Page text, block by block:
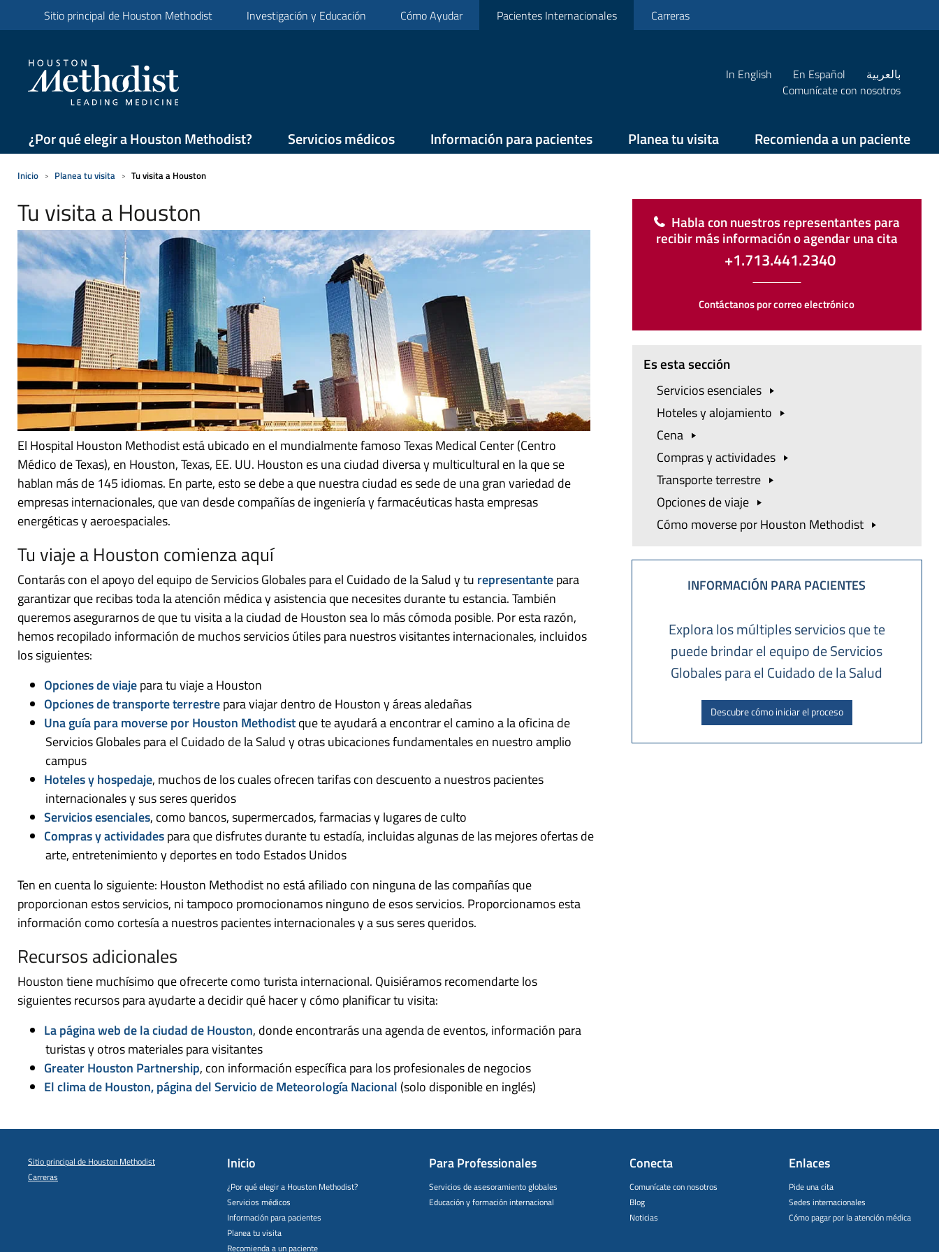
Sitio principal de Houston Methodist Investigación y Educación Cómo Ayudar Pacientes Internacionales Carreras
In English En Español
بالعربية
Comunícate con nosotros
¿Por qué elegir a Houston Methodist? Servicios médicos Información para pacientes Planea tu visita Recomienda a un paciente
Inicio Planea tu visita Tu visita a Houston
Tu visita a Houston
El Hospital Houston Methodist está ubicado en el mundialmente famoso Texas Medical Center (Centro
Médico de Texas), en Houston, Texas, EE. UU. Houston es una ciudad diversa y multicultural en la que se
hablan más de 145 idiomas. En parte, esto se debe a que nuestra ciudad es sede de una gran variedad de
empresas internacionales, que van desde compañías de ingeniería y farmacéuticas hasta empresas
energéticas y aeroespaciales.
Tu viaje a Houston comienza aquí
Contarás con el apoyo del equipo de Servicios Globales para el Cuidado de la Salud y tu representantepara
garantizar que recibas toda la atención médica y asistencia que necesites durante tu estancia. También
queremos asegurarnos de que tu visita a la ciudad de Houston sea lo más cómoda posible. Por esta razón,
hemos recopilado información de muchos servicios útiles para nuestros visitantes internacionales, incluidos
los siguientes:
Opciones de viajepara tu viaje a Houston
Opciones de transporte terrestrepara viajar dentro de Houston y áreas aledañas
Una guía para moverse por Houston Methodistque te ayudará a encontrar el camino a la oficina de
Servicios Globales para el Cuidado de la Salud y otras ubicaciones fundamentales en nuestro amplio
campus
Hoteles y hospedaje, muchos de los cuales ofrecen tarifas con descuento a nuestros pacientes
internacionales y sus seres queridos
Servicios esenciales, como bancos, supermercados, farmacias y lugares de culto
Compras y actividadespara que disfrutes durante tu estadía, incluidas algunas de las mejores ofertas de
arte, entretenimiento y deportes en todo Estados Unidos
Ten en cuenta lo siguiente: Houston Methodist no está afiliado con ninguna de las compañías que
proporcionan estos servicios, ni tampoco promocionamos ninguno de esos servicios. Proporcionamos esta
información como cortesía a nuestros pacientes internacionales y a sus seres queridos.
Recursos adicionales
Houston tiene muchísimo que ofrecerte como turista internacional. Quisiéramos recomendarte los
siguientes recursos para ayudarte a decidir qué hacer y cómo planificar tu visita:
La página web de la ciudad de Houston, donde encontrarás una agenda de eventos, información para
turistas y otros materiales para visitantes
Greater Houston Partnership, con información específica para los profesionales de negocios
El clima de Houston, página del Servicio de Meteorología Nacional (solo disponible en inglés)
Habla con nuestros representantes para
recibir más información o agendar una cita
+1.713.441.2340
Contáctanos por correo electrónico
Es esta sección
Serviciosesenciales
Hoteles yalojamiento
Cena
Compras yactividades
Transporteterrestre
Opciones deviaje
Cómo moverse por Houston Methodist
INFORMACIÓN PARA PACIENTES
Explora los múltiples servicios que te
puede brindar el equipo de Servicios
Globales para el Cuidado de la Salud
Descubre cómo iniciar el proceso
Sitio principal de Houston Methodist
Carreras
Inicio
¿Por qué elegir a Houston Methodist?
Servicios médicos
Información para pacientes
Planea tu visita
Recomienda a un paciente
Para Professionales
Servicios de asesoramiento globales
Educación y formación internacional
Conecta
Comunícate con nosotros
Blog
Noticias
Enlaces
Pide una cita
Sedes internacionales
Cómo pagar por la atención médica